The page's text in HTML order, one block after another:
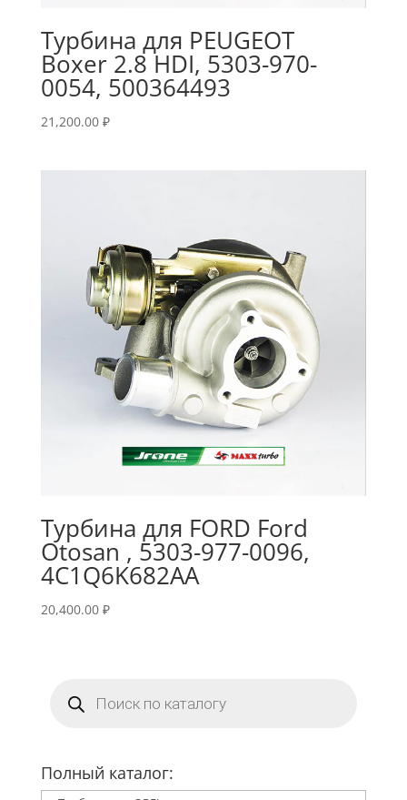
Турбина для PEUGEOT
Boxer 2.8 HDI, 5303-970-
0054, 500364493
21,200.00 ₽
Турбина для FORD Ford
Otosan , 5303-977-0096,
4C1Q6K682AA
20,400.00 ₽
товаров
Полный каталог: